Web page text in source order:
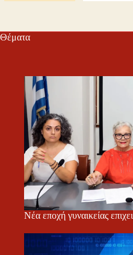
Θέματα
Νέα εποχή γυναικείας